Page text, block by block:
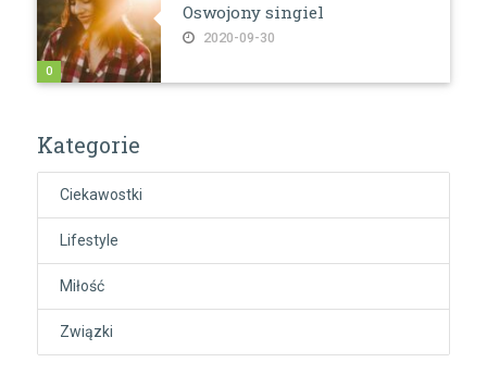
Oswojony singiel
2020-09-30
0
Kategorie
Ciekawostki
Lifestyle
Miłość
Związki